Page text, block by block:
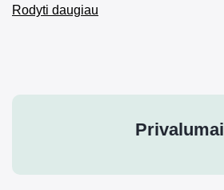
Rodyti daugiau
Privalumai